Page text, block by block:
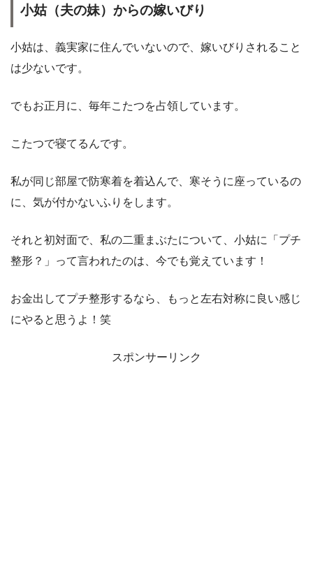
小姑（夫の妹）からの嫁いびり
小姑は、義実家に住んでいないので、嫁いびりされること
は少ないです。
でもお正月に、毎年こたつを占領しています。
こたつで寝てるんです。
私が同じ部屋で防寒着を着込んで、寒そうに座っているの
に、気が付かないふりをします。
それと初対面で、私の二重まぶたについて、小姑に「プチ
整形？」って言われたのは、今でも覚えています！
お金出してプチ整形するなら、もっと左右対称に良い感じ
にやると思うよ！笑
スポンサーリンク